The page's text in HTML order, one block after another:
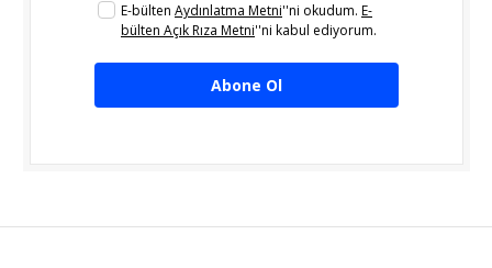
E-bülten Aydınlatma Metni''ni okudum. E-
bülten Açık Rıza Metni''ni kabul ediyorum.
Abone Ol